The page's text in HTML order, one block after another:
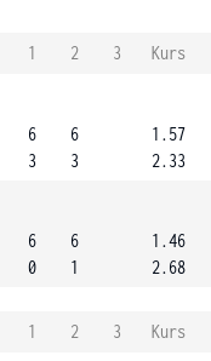
1 2 3
Kurs
6
3
6
3
1.57
2.33
6
0
6
1
1.46
2.68
1 2 3
Kurs